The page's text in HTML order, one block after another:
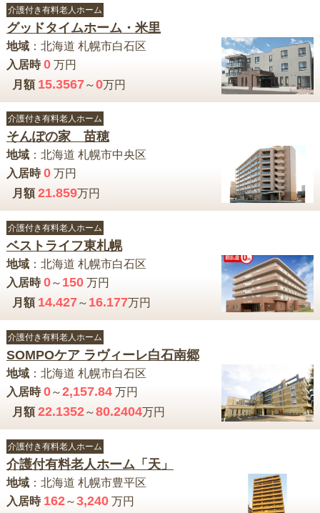
介護付き有料老人ホーム
グッドタイムホーム・米里
地域： 北海道 札幌市白石区
入居時 0万円
月額 15.3567～0万円
介護付き有料老人ホーム
そんぽの家 苗穂
地域： 北海道 札幌市中央区
入居時 0万円
月額 21.859万円
介護付き有料老人ホーム
ベストライフ東札幌
地域： 北海道 札幌市白石区
入居時 0～ 150万円
月額 14.427～ 16.177万円
介護付き有料老人ホーム
SOMPOケア ラヴィーレ白石南郷
地域： 北海道 札幌市白石区
入居時 0～2,157.84万円
月額 22.1352～80.2404万円
介護付き有料老人ホーム
介護付有料老人ホーム「天」
地域： 北海道 札幌市豊平区
入居時 162～3,240万円